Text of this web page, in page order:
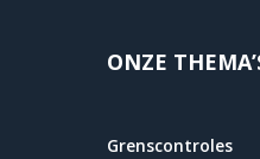
ONZE
Grenscontroles